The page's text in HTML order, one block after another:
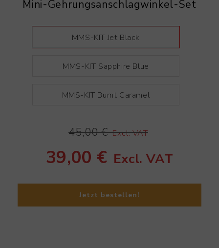
Mini-Gehrungsanschlagwinkel-Set
MMS-KIT Jet Black
MMS-KIT Sapphire Blue
MMS-KIT Burnt Caramel
45,00 €Excl. VAT
39,00 € Excl. VAT
Jetzt bestellen!